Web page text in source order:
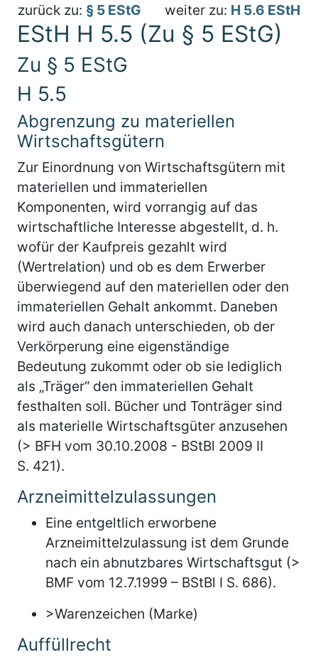
zurück zu: § 5 EStG weiter zu: H 5.6 EStH
EStH H 5.5 (Zu § 5 EStG)
Zu § 5 EStG
H 5.5
Abgrenzung zu materiellen
Wirtschaftsgütern
Zur Einordnung von Wirtschaftsgütern mit
materiellen und immateriellen
Komponenten, wird vorrangig auf das
wirtschaftliche Interesse abgestellt, d. h.
wofür der Kaufpreis gezahlt wird
(Wertrelation) und ob es dem Erwerber
überwiegend auf den materiellen oder den
immateriellen Gehalt ankommt. Daneben
wird auch danach unterschieden, ob der
Verkörperung eine eigenständige
Bedeutung zukommt oder ob sie lediglich
als „Träger“ den immateriellen Gehalt
festhalten soll. Bücher und Tonträger sind
als materielle Wirtschaftsgüter anzusehen
(> BFH vom 30.10.2008 - BStBl 2009 II
S. 421).
Arzneimittelzulassungen
Eine entgeltlich erworbene
Arzneimittelzulassung ist dem Grunde
nach ein abnutzbares Wirtschaftsgut (>
BMF vom 12.7.1999 – BStBl I S. 686).
>Warenzeichen (Marke)
Auffüllrecht